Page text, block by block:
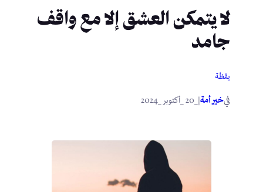
لا يتمكن العشق إلا مع واقف
جامد
يقظة
فيخير أمة